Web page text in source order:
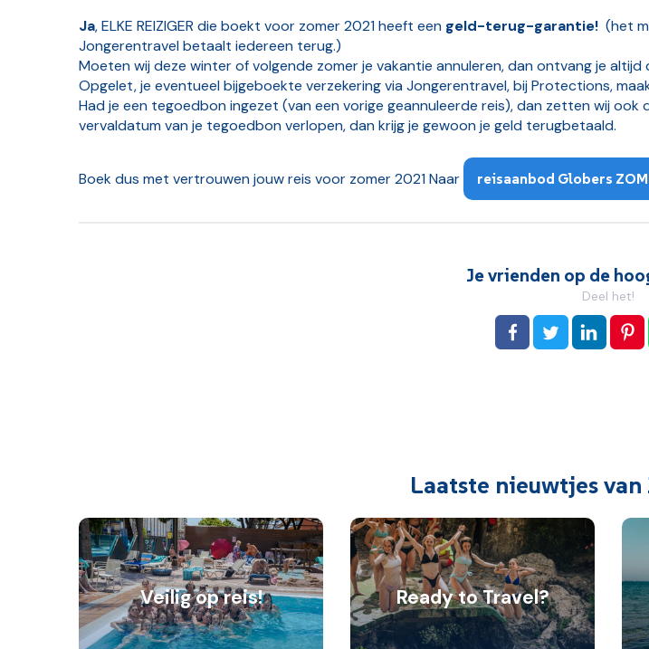
Ja, ELKE REIZIGER die boekt voor zomer 2021 heeft een geld-terug-garantie! (het
Jongerentravel betaalt iedereen terug.)
Moeten wij deze winter of volgende zomer je vakantie annuleren, dan ontvang je altijd
Opgelet, je eventueel bijgeboekte verzekering via Jongerentravel, bij Protections,
Had je een tegoedbon ingezet (van een vorige geannuleerde reis), dan zetten wij
vervaldatum van je tegoedbon verlopen, dan krijg je gewoon je geld terugbetaald.
Boek dus met vertrouwen jouw reis voor zomer 2021 Naar reisaanbod Globers
Je vrienden op de
Deel het!
op Facebookop Twitter
op
Laatste nieuwtjes
Veilig op reis! Ready to Travel?